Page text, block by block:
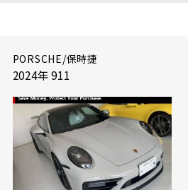
PORSCHE/保時捷
2024年 911